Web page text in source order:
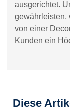
ausgerichtet.
gewährleisten,
von einer
Kunden ein
Diese